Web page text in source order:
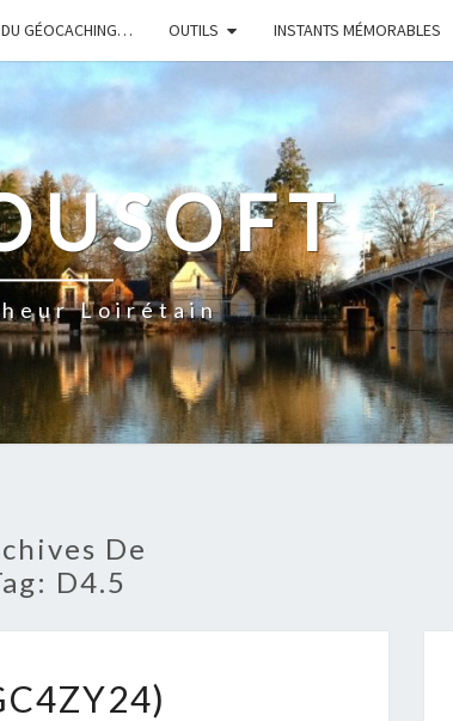
DU GÉOCACHING… OUTILS INSTANTS MÉMORABLES
Loirétain
De
D4.5